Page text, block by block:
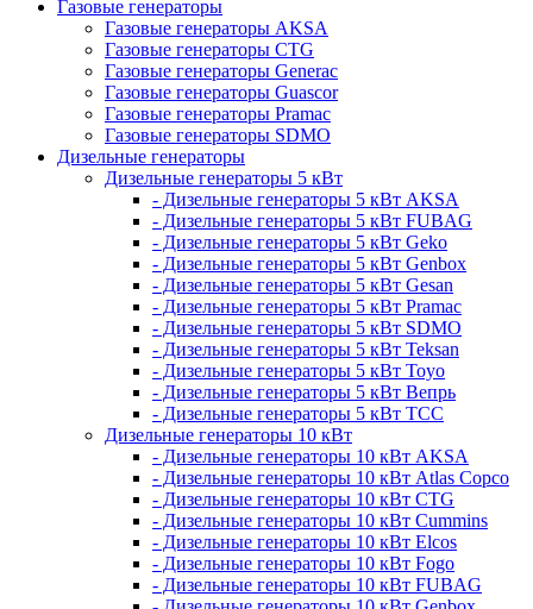
Газовые генераторы
Газовые генераторы AKSA
Газовые генераторы CTG
Газовые генераторы Generac
Газовые генераторы Guascor
Газовые генераторы Pramac
Газовые генераторы SDMO
Дизельные генераторы
Дизельные генераторы 5 кВт
- Дизельные генераторы 5 кВт AKSA
- Дизельные генераторы 5 кВт FUBAG
- Дизельные генераторы 5 кВт Geko
- Дизельные генераторы 5 кВт Genbox
- Дизельные генераторы 5 кВт Gesan
- Дизельные генераторы 5 кВт Pramac
- Дизельные генераторы 5 кВт SDMO
- Дизельные генераторы 5 кВт Teksan
- Дизельные генераторы 5 кВт Toyo
- Дизельные генераторы 5 кВт Вепрь
- Дизельные генераторы 5 кВт ТСС
Дизельные генераторы 10 кВт
- Дизельные генераторы 10 кВт AKSA
- Дизельные генераторы 10 кВт Atlas Copco
- Дизельные генераторы 10 кВт CTG
- Дизельные генераторы 10 кВт Cummins
- Дизельные генераторы 10 кВт Elcos
- Дизельные генераторы 10 кВт Fogo
- Дизельные генераторы 10 кВт FUBAG